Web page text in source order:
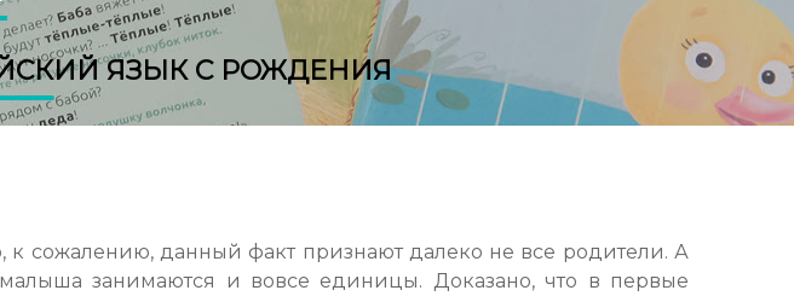
ЯЗЫК С РОЖДЕНИЯ
к сожалению, данный факт признают далеко не все родители. А
малыша занимаются и вовсе единицы. Доказано, что в первые